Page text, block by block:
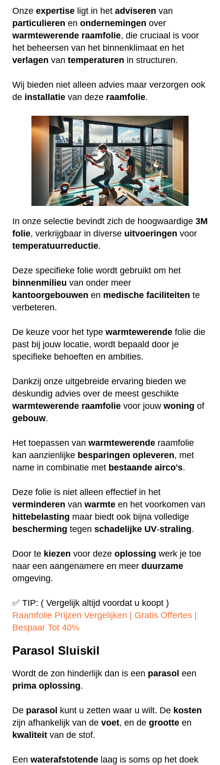
Onze expertise ligt in het adviseren van
particulieren en ondernemingen over
warmtewerende raamfolie, die cruciaal is voor
het beheersen van het binnenklimaat en het
verlagen van temperaturen in structuren.
Wij bieden niet alleen advies maar verzorgen ook
de installatie van deze raamfolie.
In onze selectie bevindt zich de hoogwaardige 3M
folie, verkrijgbaar in diverse uitvoeringen voor
temperatuurreductie.
Deze specifieke folie wordt gebruikt om het
binnenmilieu van onder meer
kantoorgebouwen en medische faciliteiten te
verbeteren.
De keuze voor het type warmtewerende folie die
past bij jouw locatie, wordt bepaald door je
specifieke behoeften en ambities.
Dankzij onze uitgebreide ervaring bieden we
deskundig advies over de meest geschikte
warmtewerende raamfolie voor jouw woning of
gebouw.
Het toepassen van warmtewerende raamfolie
kan aanzienlijke besparingen opleveren, met
name in combinatie met bestaande airco's.
Deze folie is niet alleen effectief in het
verminderen van warmte en het voorkomen van
hittebelasting maar biedt ook bijna volledige
bescherming tegen schadelijke UV-straling.
Door te kiezen voor deze oplossing werk je toe
naar een aangenamere en meer duurzame
omgeving.
✅ TIP: ( Vergelijk altijd voordat u koopt )
Raamfolie Prijzen Vergelijken | Gratis Offertes |
Bespaar Tot 40%‎
Parasol Sluiskil
Wordt de zon hinderlijk dan is een parasol een
prima oplossing.
De parasol kunt u zetten waar u wilt. De kosten
zijn afhankelijk van de voet, en de grootte en
kwaliteit van de stof.
Een waterafstotende laag is soms op het doek